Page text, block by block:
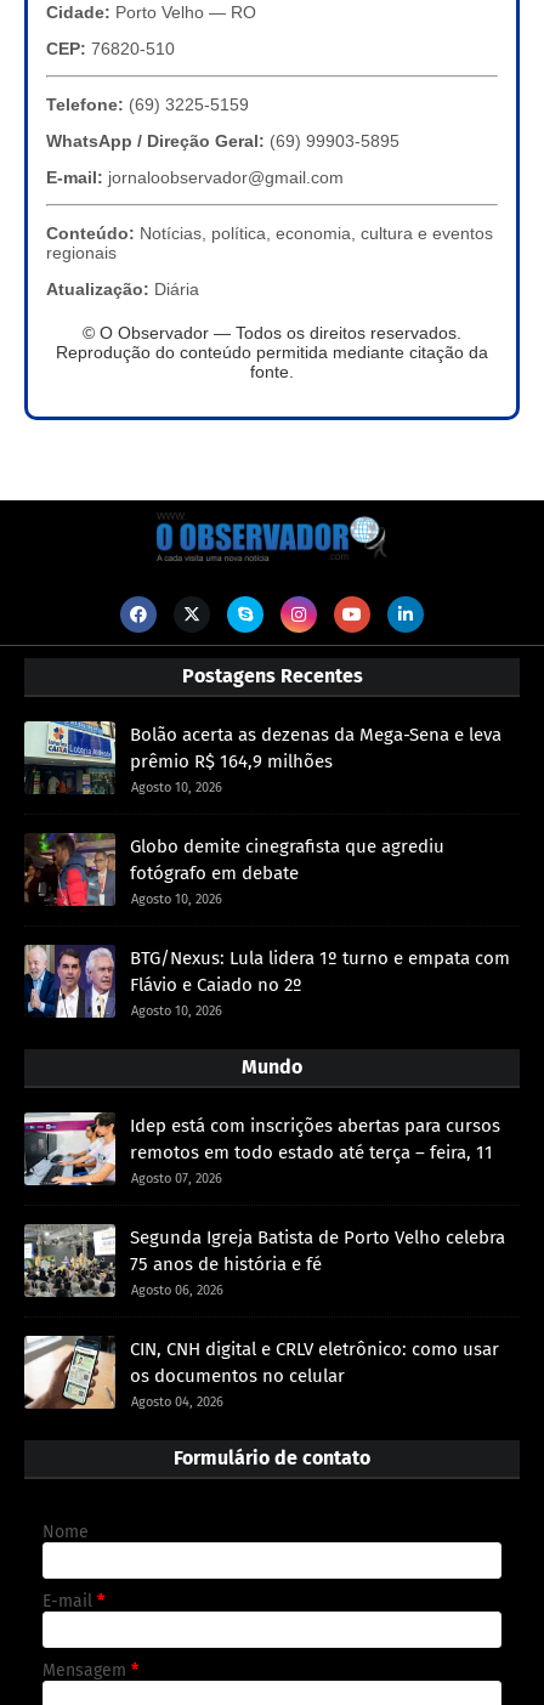
Cidade: Porto Velho — RO
CEP: 76820-510
Telefone: (69) 3225-5159
WhatsApp / Direção Geral: (69) 99903-5895
E-mail: jornaloobservador@gmail.com
Conteúdo: Notícias, política, economia, cultura e eventos
regionais
Atualização: Diária
© O Observador — Todos os direitos reservados.
Reprodução do conteúdo permitida mediante citação da
fonte.
Postagens Recentes
Bolão acerta as dezenas da Mega-Sena e leva
prêmio R$ 164,9 milhões
Agosto 10, 2026
Globo demite cinegrafista que agrediu
fotógrafo em debate
Agosto 10, 2026
BTG/Nexus: Lula lidera 1º turno e empata com
Flávio e Caiado no 2º
Agosto 10, 2026
Mundo
Idep está com inscrições abertas para cursos
remotos em todo estado até terça – feira, 11
Agosto 07, 2026
Segunda Igreja Batista de Porto Velho celebra
75 anos de história e fé
Agosto 06, 2026
CIN, CNH digital e CRLV eletrônico: como usar
os documentos no celular
Agosto 04, 2026
Formulário de contato
Nome
E-mail *
Mensagem *